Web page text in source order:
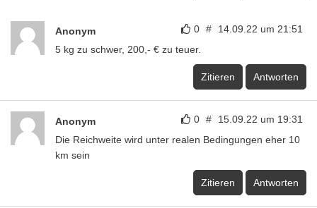
0 # 14.09.22 um 21:51
Anonym
5 kg zu schwer, 200,- € zu teuer.
Zitieren Antworten
0 # 15.09.22 um 19:31
Anonym
Die Reichweite wird unter realen Bedingungen eher 10
km sein
Zitieren Antworten